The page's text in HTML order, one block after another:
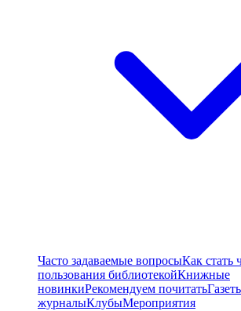
Часто задаваемые вопросыКак стать
пользования библиотекойКнижные
новинкиРекомендуем почитать
журналыКлубыМероприятия